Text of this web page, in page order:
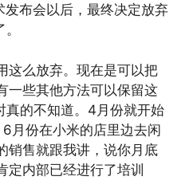
布会以后，最终决定放弃
这么放弃。现在是可以把
一些其他方法可以保留这
的不知道。4月份就开始
月份在小米的店里边去闲
销售就跟我讲，说你月底
定内部已经进行了培训